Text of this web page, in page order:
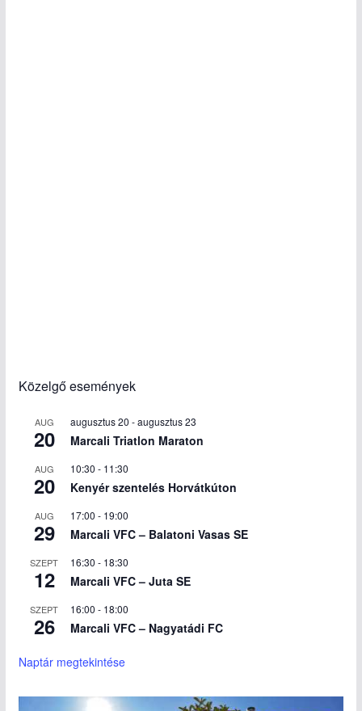
Közelgő események
AUG
20
augusztus 20 -augusztus 23
Marcali Triatlon Maraton
AUG
20
10:30 - 11:30
Kenyér szentelés Horvátkúton
AUG
29
17:00 - 19:00
Marcali VFC – Balatoni Vasas SE
SZEPT
12
16:30 - 18:30
Marcali VFC – Juta SE
SZEPT
26
16:00 - 18:00
Marcali VFC – Nagyatádi FC
Naptár megtekintése